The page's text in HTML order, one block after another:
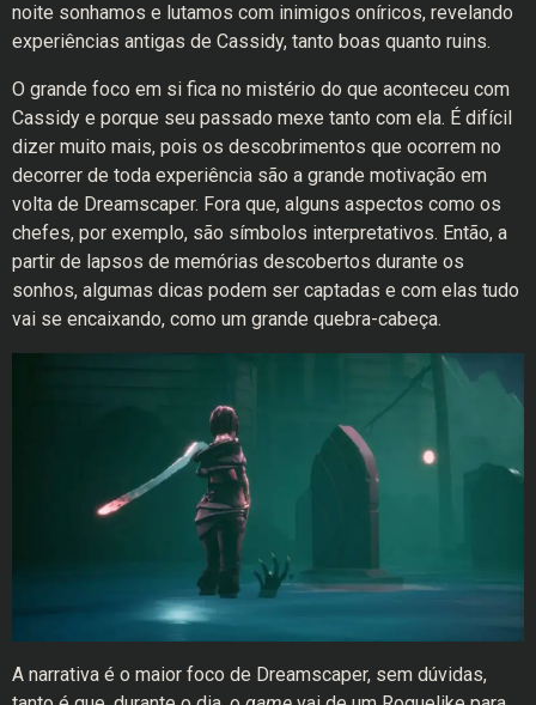
noite sonhamos e lutamos com inimigos oníricos, revelando
experiências antigas de Cassidy, tanto boas quanto ruins.
O grande foco em si fica no mistério do que aconteceu com
Cassidy e porque seu passado mexe tanto com ela. É difícil
dizer muito mais, pois os descobrimentos que ocorrem no
decorrer de toda experiência são a grande motivação em
volta de Dreamscaper. Fora que, alguns aspectos como os
chefes, por exemplo, são símbolos interpretativos. Então, a
partir de lapsos de memórias descobertos durante os
sonhos, algumas dicas podem ser captadas e com elas tudo
vai se encaixando, como um grande quebra-cabeça.
A narrativa é o maior foco de Dreamscaper, sem dúvidas,